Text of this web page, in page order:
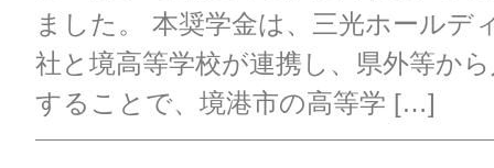
ました。 本奨学金は、三光ホールデ
社と境高等学校が連携し、県外等か
することで、境港市の高等学 […]